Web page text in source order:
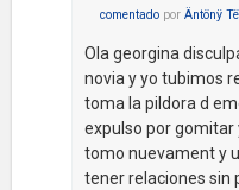
comentado por Äntönÿ
Ola georgina
novia y yo tubimos
toma la pildora d
expulso por gomitar
tomo nuevament y
tener relaciones sin